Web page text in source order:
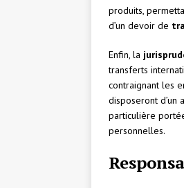
produits,
d’un devoir de
Enfin, la
transferts
contraignant les
disposeront d’un
particulière
personnelles.